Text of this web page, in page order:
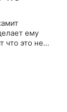
ему
что это не
он